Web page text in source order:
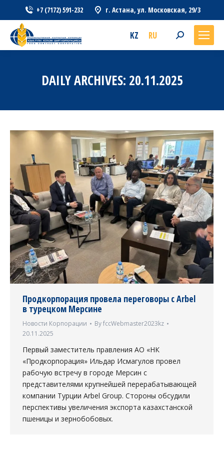
+7 (7172) 591-232 г. Астана, ул. Московская, 29/3
KZ RU Search:
DAILY ARCHIVES: 20.11.2025
Продкорпорация провела переговоры с Arbel
в турецком Мерсине
Новости Корпорации ByfccWebmaster2023kz
20.11.2025
Первый заместитель правления АО «НК
«Продкорпорация» Ильдар Исмагулов провел
рабочую встречу в городе Мерсин с
представителями крупнейшей перерабатывающей
компании Турции Arbel Group. Стороны обсудили
перспективы увеличения экспорта казахстанской
пшеницы и зернобобовых.